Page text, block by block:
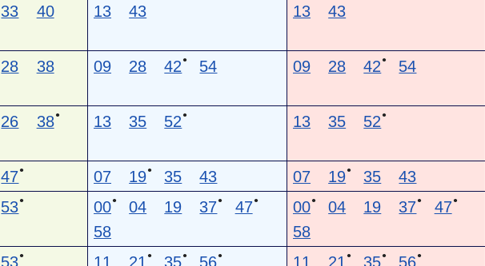
33
40
13 43 13 43
28
38
09 28 42 ● 54 09 28 42 ● 54
26 38 ● 13 35 52 ● 13 35 52 ●
47● 07 19● 35 43 07 19● 35 43
53● 00● 04 19 37● 47 ●
58
00● 04 19 37● 47 ●
58
53● 11 21 ● 35● 56● 11 21 ● 35● 56●